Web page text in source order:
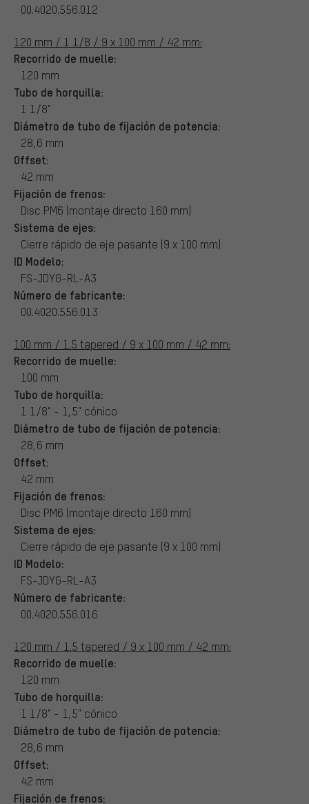
00.4020.556.012
120 mm / 1 1/8 / 9 x 100 mm / 42 mm:
Recorrido de muelle:
120 mm
Tubo de horquilla:
1 1/8"
Diámetro de tubo de fijación de potencia:
28,6 mm
Offset:
42 mm
Fijación de frenos:
Disc PM6 (montaje directo 160 mm)
Sistema de ejes:
Cierre rápido de eje pasante (9 x 100 mm)
ID Modelo:
FS-JDYG-RL-A3
Número de fabricante:
00.4020.556.013
100 mm / 1.5 tapered / 9 x 100 mm / 42 mm:
Recorrido de muelle:
100 mm
Tubo de horquilla:
1 1/8" - 1,5" cónico
Diámetro de tubo de fijación de potencia:
28,6 mm
Offset:
42 mm
Fijación de frenos:
Disc PM6 (montaje directo 160 mm)
Sistema de ejes:
Cierre rápido de eje pasante (9 x 100 mm)
ID Modelo:
FS-JDYG-RL-A3
Número de fabricante:
00.4020.556.016
120 mm / 1.5 tapered / 9 x 100 mm / 42 mm:
Recorrido de muelle:
120 mm
Tubo de horquilla:
1 1/8" - 1,5" cónico
Diámetro de tubo de fijación de potencia:
28,6 mm
Offset:
42 mm
Fijación de frenos: